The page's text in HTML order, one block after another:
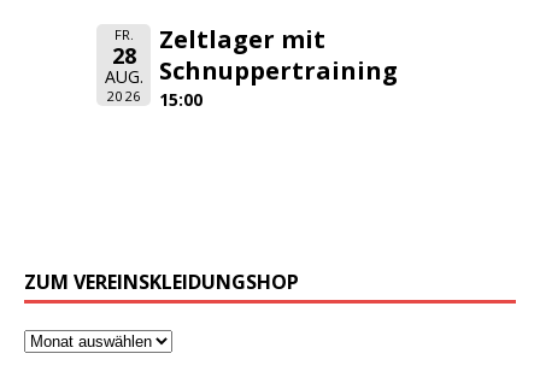
FR.
28
AUG.
2026
Zeltlager mit
Schnuppertraining
15:00
ZUM VEREINSKLEIDUNGSHOP